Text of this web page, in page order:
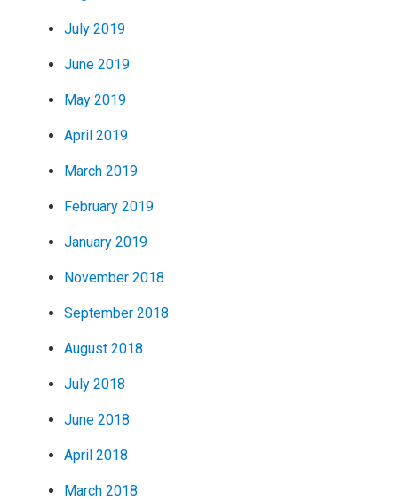
July 2019
June 2019
May 2019
April 2019
March 2019
February 2019
January 2019
November 2018
September 2018
August 2018
July 2018
June 2018
April 2018
March 2018